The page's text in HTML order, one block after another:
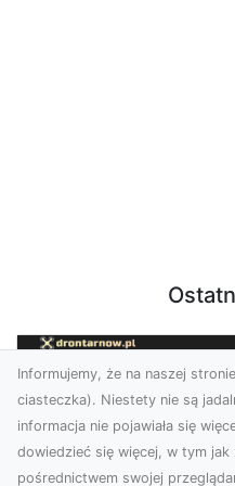
Informujemy, że na naszej
ciasteczka). Niestety nie są
informacja nie pojawiała się
dowiedzieć się więcej, w tym
pośrednictwem swojej